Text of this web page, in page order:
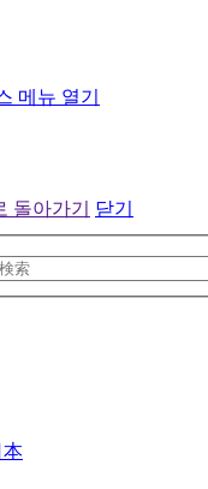
메뉴 열기
돌아가기
닫기
本